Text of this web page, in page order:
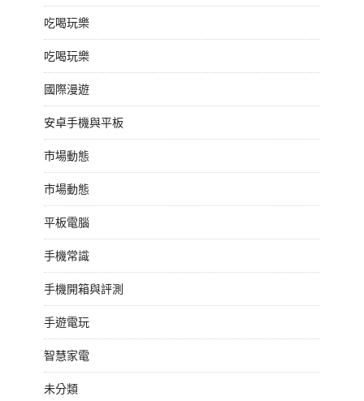
吃喝玩樂
吃喝玩樂
國際漫遊
安卓手機與平板
市場動態
市場動態
平板電腦
手機常識
手機開箱與評測
手遊電玩
智慧家電
未分類